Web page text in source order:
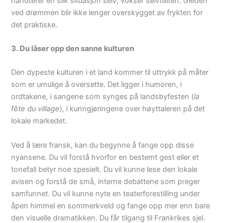
ved drømmen blir ikke lenger overskygget av frykten for
det praktiske.
3. Du låser opp den sanne kulturen
Den dypeste kulturen i et land kommer til uttrykk på måter
som er umulige å oversette. Det ligger i humoren, i
ordtakene, i sangene som synges på landsbyfesten (la
fête du village), i kunngjøringene over høyttaleren på det
lokale markedet.
Ved å lære fransk, kan du begynne å fange opp disse
nyansene. Du vil forstå hvorfor en bestemt gest eller et
tonefall betyr noe spesielt. Du vil kunne lese den lokale
avisen og forstå de små, interne debattene som preger
samfunnet. Du vil kunne nyte en teaterforestilling under
åpen himmel en sommerkveld og fange opp mer enn bare
den visuelle dramatikken. Du får tilgang til Frankrikes sjel.